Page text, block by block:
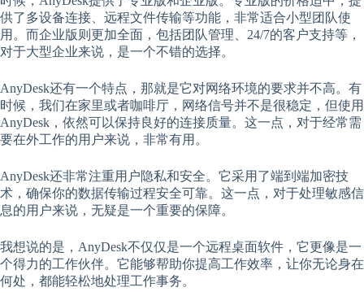
供了多设备连接、远程文件传输等功能，非常适合小型团队使
用。而企业版则更加全面，包括团队管理、24/7的客户支持等，
对于大型企业来说，是一个不错的选择。
AnyDesk还有一个特点，那就是它对网络环境的要求并不高。有
时候，我们在家里或者咖啡厅，网络信号并不是很稳定，但使用
AnyDesk，依然可以保持良好的连接质量。这一点，对于经常需
要在外工作的用户来说，非常有用。
AnyDesk还非常注重用户隐私和安全。它采用了端到端加密技
术，确保你的数据传输过程安全可靠。这一点，对于处理敏感信
息的用户来说，无疑是一个重要的保障。
我想说的是，AnyDesk不仅仅是一个远程桌面软件，它更像是一
个得力的工作伙伴。它能够帮助你提高工作效率，让你无论身在
何处，都能轻松地处理工作事务。